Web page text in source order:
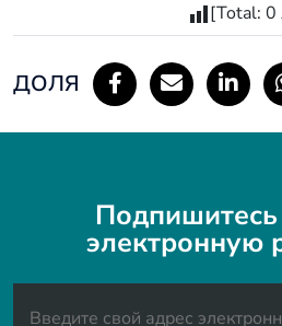
[Total: 0
ДОЛЯ
электронную